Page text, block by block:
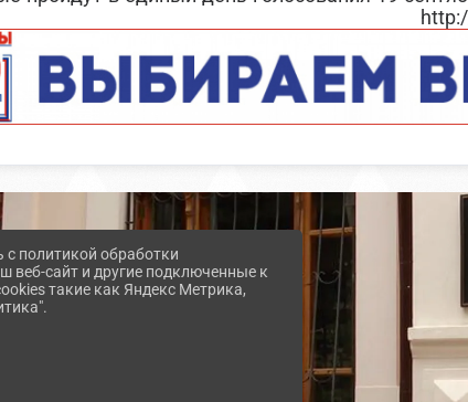
http://
политикой обработки
веб-сайт и другие подключенные к
такие как Яндекс Метрика,